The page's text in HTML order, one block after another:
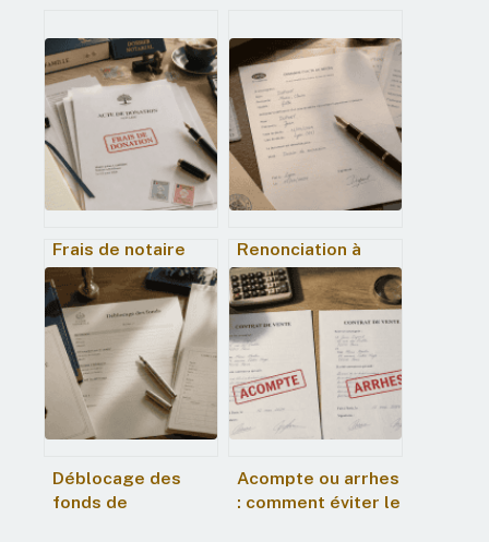
Frais de notaire
sur donation :
barème par
tranches et
stratégies pour
optimiser votre
transmission
Renonciation à
succession : 4
mois pour décider
et 3 étapes pour
valider votre
dossier
Déblocage des
fonds de
Acompte ou arrhes
: comment éviter le